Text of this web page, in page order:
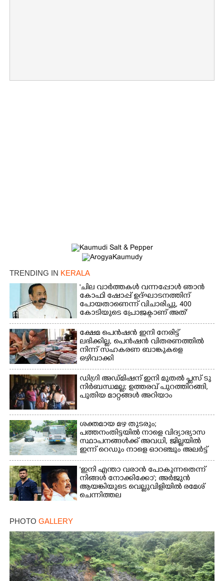
TRENDING IN KERALA
'ചില വാർത്തകൾ വന്നപ്പോൾ ഞാൻ
കോഫി ഷോപ്പ് ഉദ്ഘാടനത്തിന്
പോയതാണെന്ന് വിചാരിച്ചു, 400
കോടിയുടെ പ്രോജക്ടാണ് അത്'
ക്ഷേമ പെൻഷൻ ഇനി നേരിട്ട്
ലഭിക്കില്ല,​ പെൻഷൻ വിതരണത്തിൽ
നിന്ന് സഹകരണ ബാങ്കുകളെ
ഒഴിവാക്കി
ഡിഗ്രി അഡ്മിഷന് ഇനി മുതൽ പ്ലസ് ടു
നിർബന്ധമല്ല; ഉത്തരവ് പുറത്തിറങ്ങി,
പുതിയ മാറ്റങ്ങൾ അറിയാം
ശക്തമായ മഴ തുടരും;
പത്തനംതിട്ടയിൽ നാളെ വിദ്യാഭ്യാസ
സ്ഥാപനങ്ങൾക്ക് അവധി,​ ജില്ലയിൽ
ഇന്ന് റെ‌ഡും നാളെ ഓറഞ്ചും അലർട്ട്
'ഇനി എന്താ വരാൻ പോകുന്നതെന്ന്
നിങ്ങൾ നോക്കിക്കോ'; അർജുൻ
ആയങ്കിയുടെ വെല്ലുവിളിയിൽ രമേശ്
ചെന്നിത്തല
PHOTO GALLERY